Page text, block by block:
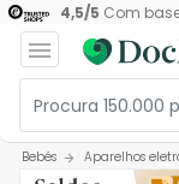
4,5/5 Com
Bebés Aparelhos